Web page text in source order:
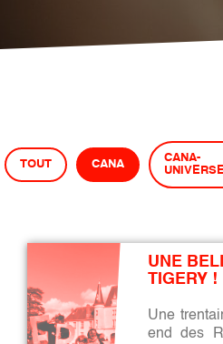
TOUT CANA
CANA-
UNE
TIGERY !
Une
end des